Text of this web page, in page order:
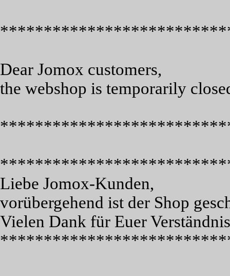
Dear Jomox customers,
the webshop is temporarily
Liebe Jomox-Kunden,
vorübergehend ist der Shop
Vielen Dank für Euer